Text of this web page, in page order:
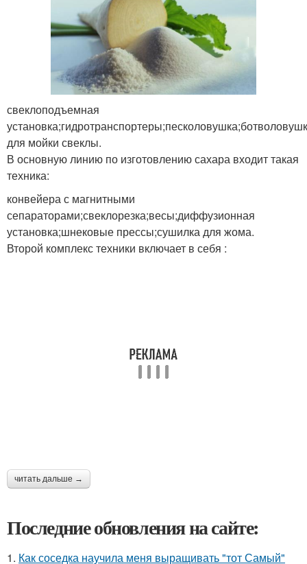
свеклоподъемная
для мойки свеклы.
В основную линию по изготовлению сахара входит такая
техника:
конвейера с магнитными
сепараторами;свеклорезка;весы;диффузионная
установка;шнековые прессы;сушилка для жома.
Второй комплекс техники включает в себя :
читать дальше →
Последние обновления на сайте:
1. Как соседка научила меня выращивать "тот Самый"